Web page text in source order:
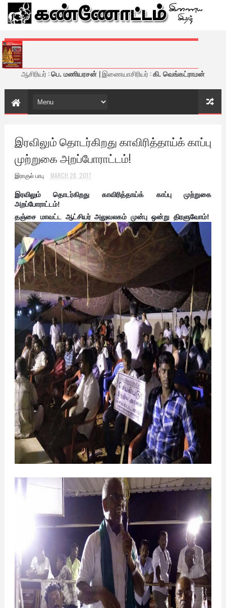
கண்ணோட்டம் - இணைய இதழ்
ஆசிரியர் :பெ. மணியரசன் | இணையாசிரியர் :கி. வெங்கட்ராமன்
இரவிலும் தொடர்கிறது காவிரித்தாய்க் காப்பு
முற்றுகை அறப்போராட்டம்!
இராகுல் பாபு MARCH 28, 2017
இரவிலும் தொடர்கிறது காவிரித்தாய்க் காப்பு முற்றுகை
அறப்போராட்டம்!
தஞ்சை மாவட்ட ஆட்சியர் அலுவலகம் முன்பு ஒன்று திரளுவோம்!